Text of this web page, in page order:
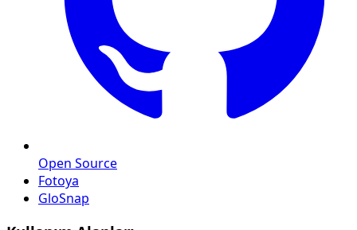
Open Source
Fotoya
GloSnap